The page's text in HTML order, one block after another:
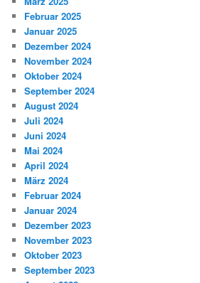
Februar 2025
Januar 2025
Dezember 2024
November 2024
Oktober 2024
September 2024
August 2024
Juli 2024
Juni 2024
Mai 2024
April 2024
März 2024
Februar 2024
Januar 2024
Dezember 2023
November 2023
Oktober 2023
September 2023